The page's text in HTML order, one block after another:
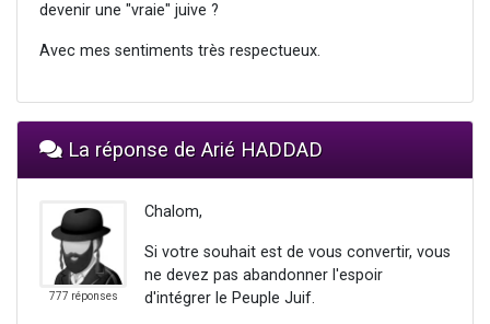
devenir une "vraie" juive ?
Avec mes sentiments très respectueux.
La réponse de Arié HADDAD
777 réponses
Chalom,
Si votre souhait est de vous convertir, vous
ne devez pas abandonner l'espoir
d'intégrer le Peuple Juif.